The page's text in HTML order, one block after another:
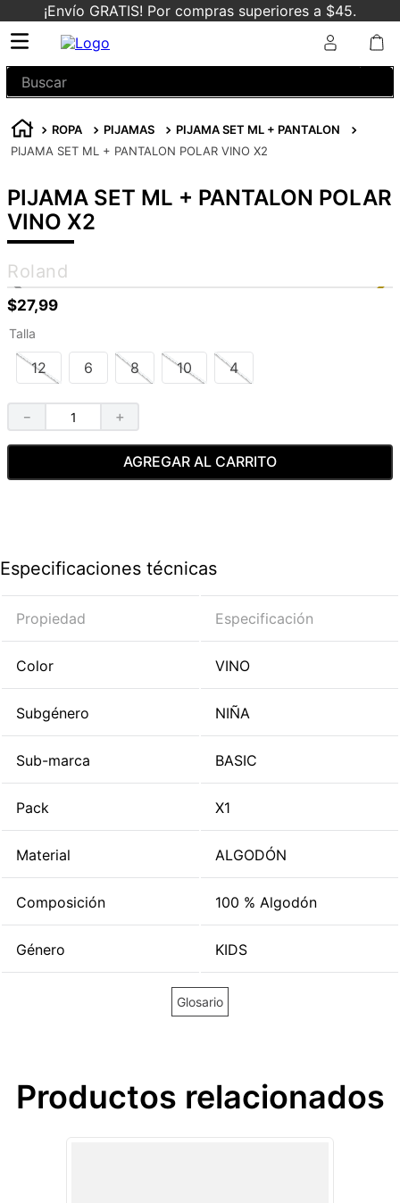
¡Envío GRATIS! Por compras superiores a $45.
Buscar
ROPA PIJAMAS
PIJAMA SET ML + PANTALON
PIJAMA SET ML + PANTALON POLAR VINO X2
PIJAMA SET ML + PANTALON POLAR
VINO X2
Roland
$27,99
Talla
12 6 8 10 4
＋
－
AGREGAR AL CARRITO
Especificaciones técnicas
Propiedad Especificación
Color VINO
Subgénero NIÑA
Sub-marca BASIC
Pack X1
Material ALGODÓN
Composición 100 % Algodón
Género KIDS
Glosario
Productos relacionados